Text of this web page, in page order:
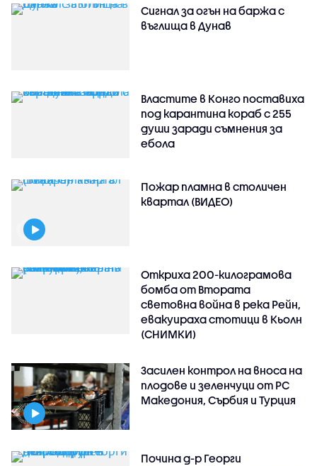
Сигнал за огън на баржа с
въглища в Дунав
Властите в Конго поставиха
под карантина кораб с 255
души заради съмнения за
ебола
Пожар пламна в столичен
квартал (ВИДЕО)
Откриха 200-килограмова
бомба от Втората
световна война в река Рейн,
евакуираха стотици в Кьолн
(СНИМКИ)
Засилен контрол на вноса на
плодове и зеленчуци от РС
Македония, Сърбия и Турция
Почина д-р Георги